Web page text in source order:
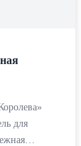
для